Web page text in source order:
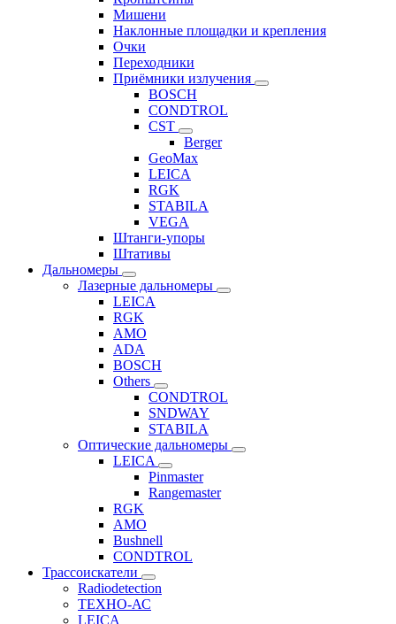
Мишени
Наклонные площадки и крепления
Очки
Переходники
Приёмники излучения
BOSCH
CONDTROL
CST
Berger
GeoMax
LEICA
RGK
STABILA
VEGA
Штанги-упоры
Штативы
Дальномеры
Лазерные дальномеры
LEICA
RGK
AMO
ADA
BOSCH
Others
CONDTROL
SNDWAY
STABILA
Оптические дальномеры
LEICA
Pinmaster
Rangemaster
RGK
AMO
Bushnell
CONDTROL
Трассоискатели
Radiodetection
ТЕХНО-АС
LEICA